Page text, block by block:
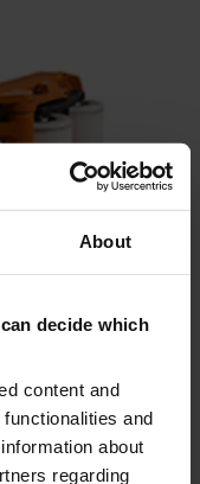
About
decide which
content and
and
about
regarding
både